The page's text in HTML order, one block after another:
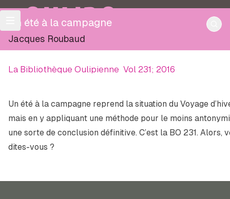
OULIPO
Un été à la campagne
Jacques Roubaud
La Bibliothèque Oulipienne Vol 231; 2016
Un été à la campagne reprend la situation du Voyage
mais en y appliquant une méthode pour le moins
une sorte de conclusion définitive. C’est la BO 231. Alors,
dites-vous ?